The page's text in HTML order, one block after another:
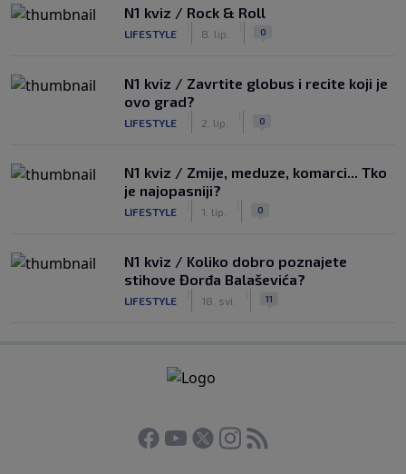
N1 kviz / Rock & Roll
LIFESTYLE 8. lip. 0
N1 kviz / Zavrtite globus i recite koji je
ovo grad?
LIFESTYLE 2. lip. 0
N1 kviz / Zmije, meduze, komarci... Tko
je najopasniji?
LIFESTYLE 1. lip. 0
N1 kviz / Koliko dobro poznajete
stihove Đorđa Balaševića?
LIFESTYLE 18. svi. 11